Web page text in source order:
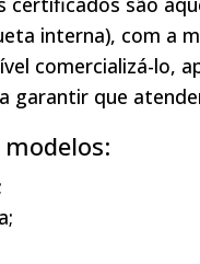
interna), com a
comercializá-
garantir que